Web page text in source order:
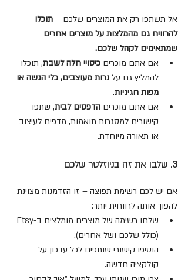
אל תשתפו רק את המוצרים שלכם – תוכלו
להרוויח גם מהמלצות על מוצרים אחרים
שמתאימים לקהל שלכם.
אם אתם מוכרים כיסויי חלה לשבת, תוכלו
להמליץ גם על נרות מעוצבים, כלי הגשה או
מפות חגיגיות.
אם אתם מוכרים הדפסים לבית, שתפו
קישורים למסגרות תואמות, מדפים לעיצוב
או תאורה מיוחדת.
3. שלבו את זה בניוזלטר שלכם
אם יש לכם רשימת תפוצה – זו הזדמנות מצוינת
להפוך אותה לרווחית יותר:
(כולל שלכם ושל אחרים).
הוסיפו קישורי שותפים לכל עדכון על
קולקציה חדשה.